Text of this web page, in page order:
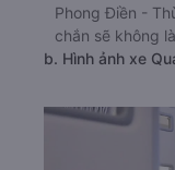
Phong Điền -
chắn sẽ không
b. Hình ảnh xe